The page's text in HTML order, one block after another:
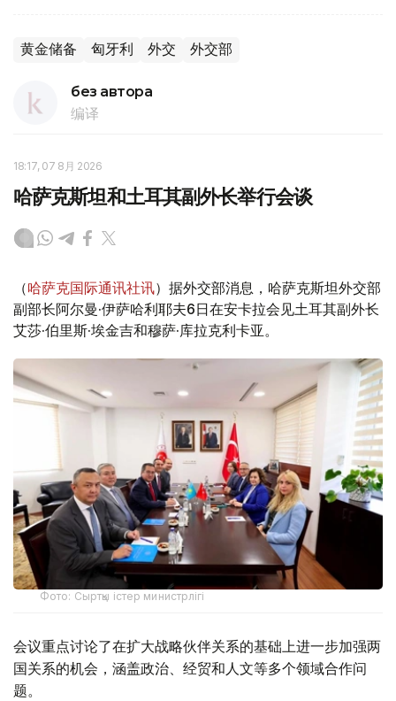
黄金储备 匈牙利 外交 外交部
без автора
编译
18:17, 07 8月 2026
哈萨克斯坦和土耳其副外长举行会谈
（哈萨克国际通讯社讯）据外交部消息，哈萨克斯坦外交部
副部长阿尔曼·伊萨哈利耶夫6日在安卡拉会见土耳其副外长
艾莎·伯里斯·埃金吉和穆萨·库拉克利卡亚。
Фото: Сыртқы істер министрлігі
会议重点讨论了在扩大战略伙伴关系的基础上进一步加强两
国关系的机会，涵盖政治、经贸和人文等多个领域合作问
题。